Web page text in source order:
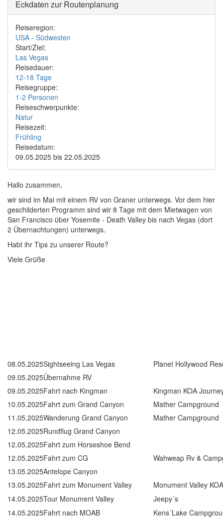
Eckdaten zur Routenplanung
Reiseregion:
USA - Südwesten
Start/Ziel:
Las Vegas
Reisedauer:
12-18 Tage
Reisegruppe:
1-2 Personen
Reiseschwerpunkte:
Natur
Reisezeit:
Frühling
Reisedatum:
09.05.2025 bis 22.05.2025
Hallo zusammen,
wir sind im Mai mit einem RV von Graner unterwegs. Vor dem hier
geschilderten Programm sind wir 8 Tage mit dem Mietwagen von
San Francisco über Yosemite - Death Valley bis nach Vegas (dort
2 Übernachtungen) unterwegs.
Habt ihr Tips zu unserer Route?
Viele Grüße
08.05.2025Sightseeing Las Vegas
Planet Hollywood
09.05.2025Übernahme RV
09.05.2025Fahrt nach Kingman
Kingman KOA
10.05.2025Fahrt zum Grand Canyon
Mather Campground
11.05.2025Wanderung Grand Canyon
Mather Campground
12.05.2025Rundflug Grand Canyon
12.05.2025Fahrt zum Horseshoe Bend
12.05.2025Fahrt zum CG
Wahweap Rv &
13.05.2025Antelope Canyon
13.05.2025Fahrt zum Monument Valley
Monument Valley
14.05.2025Tour Monument Valley
Jeepy´s
14.05.2025Fahrt nach MOAB
Kens´Lake